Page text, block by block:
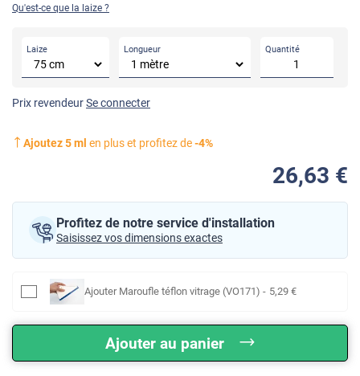
Qu'est-ce que la laize ?
Laize Longueur Quantité
Prix revendeurSe connecter
Ajoutez5ml en plus et profitez de-4%
26,63 €
Profitez de notre service d'installation
Saisissez vos dimensions exactes
Ajouter Maroufle téflon vitrage (VO171) - 5,29 €
Ajouter au panier